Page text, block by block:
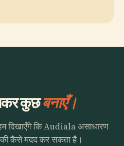
कुछबनाएँ।
दिखाएँगे कि Audiala असाधारण
कैसे मदद कर सकता है।